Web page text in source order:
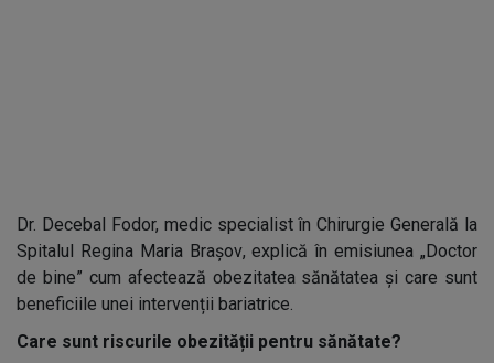
Dr. Decebal Fodor, medic specialist în Chirurgie Generală la
Spitalul Regina Maria Brașov, explică în emisiunea „Doctor
de bine” cum afectează obezitatea sănătatea și care sunt
beneficiile unei intervenții bariatrice.
Care sunt riscurile obezității pentru sănătate?